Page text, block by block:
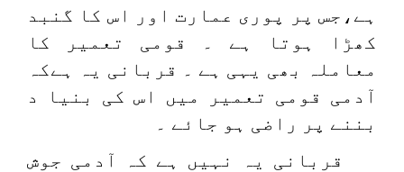
ہے،جس پر پوری عمارت اور اس کا گنبد
کھڑا ہوتا ہے ۔ قومی تعمیر کا
معاملہ بھی یہی ہے ۔ قربانی یہ ہےکہ
آدمی قومی تعمیر میں اس کی بنیا د
بننے پر راضی ہو جائے ۔
قربانی یہ نہیں ہے کہ آدمی جوش